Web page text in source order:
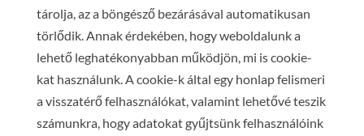
tárolja, az a böngésző bezárásával automatikusan
törlődik. Annak érdekében, hogy weboldalunk a
lehető leghatékonyabban működjön, mi is cookie-
kat használunk. A cookie-k által egy honlap felismeri
a visszatérő felhasználókat, valamint lehetővé teszik
számunkra, hogy adatokat gyűjtsünk felhasználóink